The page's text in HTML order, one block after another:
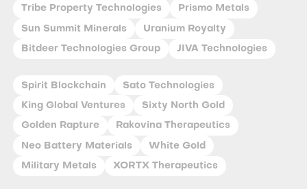
Tribe Property Technologies Prismo Metals
Sun Summit Minerals Uranium Royalty
Bitdeer Technologies Group JIVA Technologies
Spirit Blockchain Sato Technologies
King Global Ventures Sixty North Gold
Golden Rapture Rakovina Therapeutics
Neo Battery Materials White Gold
Military Metals XORTX Therapeutics